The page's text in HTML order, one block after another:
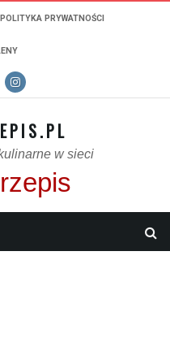
POLITYKA PRYWATNOŚCI
w sieci